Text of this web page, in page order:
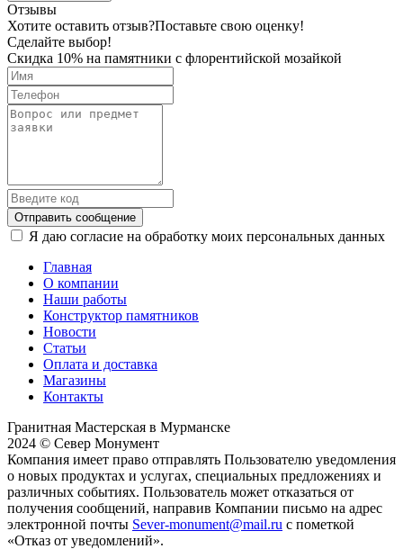
Отзывы
Хотите оставить отзыв?Поставьте свою оценку!
Сделайте выбор!
Скидка 10% на памятники с флорентийской мозайкой
Отправить сообщение
Я даю согласие на обработку моих персональных данных
Главная
О компании
Наши работы
Конструктор памятников
Новости
Статьи
Оплата и доставка
Магазины
Контакты
Гранитная Мастерская в Мурманске
2024 © Север Монумент
Компания имеет право отправлять Пользователю уведомления
о новых продуктах и услугах, специальных предложениях и
различных событиях. Пользователь может отказаться от
получения сообщений, направив Компании письмо на адрес
электронной почты Sever-monument@mail.ru с пометкой
«Отказ от уведомлений».